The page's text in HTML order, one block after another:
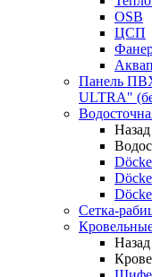
OSB
ЦСП
Панель
ULTRA"
Назад
Сетка-
Назад